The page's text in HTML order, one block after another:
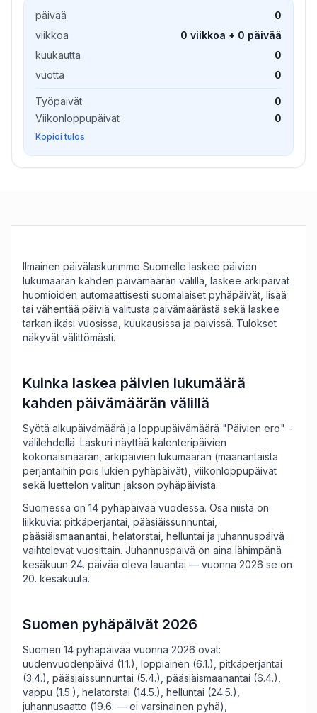
päivää
0
viikkoa
0 viikkoa + 0 päivää
kuukautta
0
vuotta
0
Työpäivät
0
Viikonloppupäivät
0
Kopioi tulos
Ilmainen päivälaskurimme Suomelle laskee päivien
lukumäärän kahden päivämäärän välillä, laskee arkipäivät
huomioiden automaattisesti suomalaiset pyhäpäivät, lisää
tai vähentää päiviä valitusta päivämäärästä sekä laskee
tarkan ikäsi vuosissa, kuukausissa ja päivissä. Tulokset
näkyvät välittömästi.
Kuinka laskea päivien lukumäärä
kahden päivämäärän välillä
Syötä alkupäivämäärä ja loppupäivämäärä "Päivien ero" -
välilehdellä. Laskuri näyttää kalenteripäivien
kokonaismäärän, arkipäivien lukumäärän (maanantaista
perjantaihin pois lukien pyhäpäivät), viikonloppupäivät
sekä luettelon valitun jakson pyhäpäivistä.
Suomessa on 14 pyhäpäivää vuodessa. Osa niistä on
liikkuvia: pitkäperjantai, pääsiäissunnuntai,
pääsiäismaanantai, helatorstai, helluntai ja juhannuspäivä
vaihtelevat vuosittain. Juhannuspäivä on aina lähimpänä
kesäkuun 24. päivää oleva lauantai — vuonna 2026 se on
20. kesäkuuta.
Suomen pyhäpäivät 2026
Suomen 14 pyhäpäivää vuonna 2026 ovat:
uudenvuodenpäivä (1.1.), loppiainen (6.1.), pitkäperjantai
(3.4.), pääsiäissunnuntai (5.4.), pääsiäismaanantai (6.4.),
vappu (1.5.), helatorstai (14.5.), helluntai (24.5.),
juhannusaatto (19.6. — ei varsinainen pyhä),